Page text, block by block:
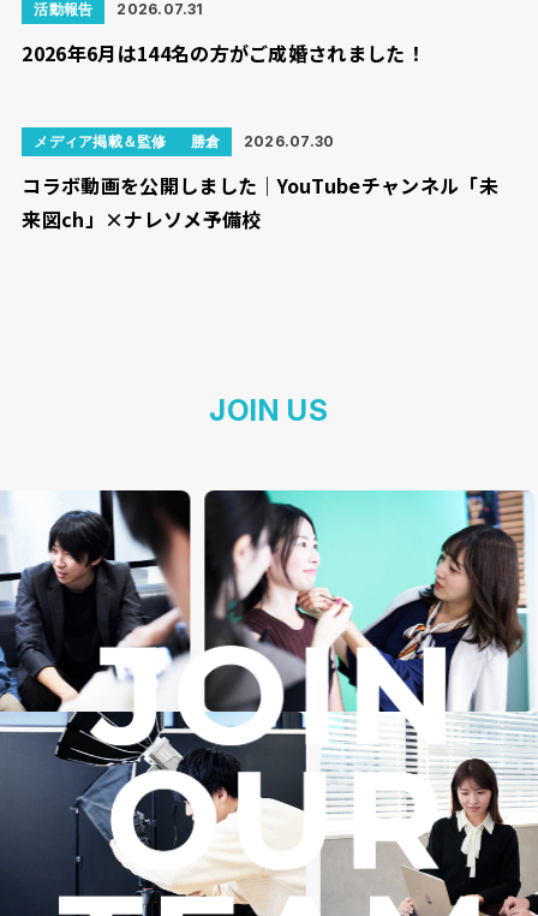
活動報告 2026.07.31
2026年6月は144名の方がご成婚されました！
メディア掲載＆監修 勝倉 2026.07.30
コラボ動画を公開しました｜YouTubeチャンネル「未
来図ch」×ナレソメ予備校
JOIN US